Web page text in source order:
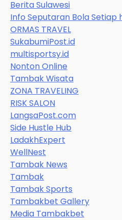
Berita Sulawesi
Info Seputaran Bola Setiap
ORMAS TRAVEL
SukabumiPost.id
multisportsy.id
Nonton Online
Tambak Wisata
ZONA TRAVELING
RISK SALON
LangsaPost.com
Side Hustle Hub
LadakhExpert
WellNest
Tambak News
Tambak
Tambak Sports
Tambakbet Gallery
Media Tambakbet